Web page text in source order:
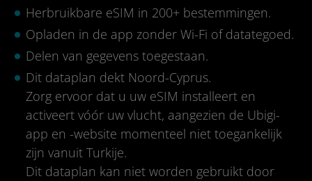
Herbruikbare eSIM in 200+ bestemmingen.
Opladen in de app zonder Wi-Fi of datategoed.
Delen van gegevens toegestaan.
Dit dataplan dekt Noord-Cyprus.
Zorg ervoor dat u uw eSIM installeert en
activeert vóór uw vlucht, aangezien de Ubigi-
app en -website momenteel niet toegankelijk
zijn vanuit Turkije.
Dit dataplan kan niet worden gebruikt door